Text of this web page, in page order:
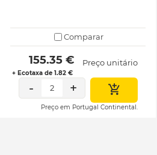
Comparar
155.35 €
+ Ecotaxa de 1.82 €
Preço unitário
- 2 +
Preço em Portugal Continental.